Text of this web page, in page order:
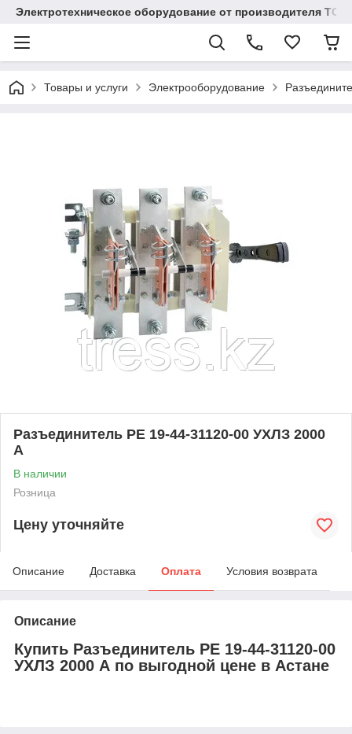
Электротехническое оборудование от производителя TOO
Товары и услуги Электрооборудование
Разъединитель РЕ 19-44-31120-00 УХЛЗ 2000
А
В наличии
Розница
Цену уточняйте
Описание Доставка Оплата Условия возврата
Описание
Купить Разъединитель РЕ 19-44-31120-00
УХЛЗ 2000 А по выгодной цене в Астане